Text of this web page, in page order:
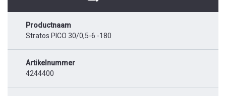
Productnaam
Stratos PICO 30/0,5-6 -180
Artikelnummer
4244400